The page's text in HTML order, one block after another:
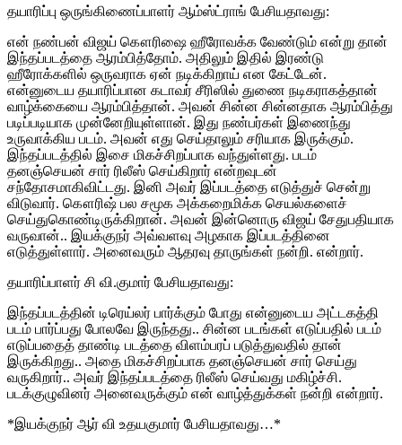
தயாரிப்பு ஒருங்கிணைப்பாளர் ஆம்ஸ்ட்ராங் பேசியதாவது:
என் நண்பன் விஜய் கௌரிஷை ஹீரோவக்க வேண்டும் என்று தான்
இந்தப்படத்தை ஆரம்பித்தோம். அதிலும் இதில் இரண்டு
ஹீரோக்களில் ஒருவராக ஏன் நடிக்கிறாய் என கேட்டேன்.
என்னுடைய தயாரிப்பான கடாவர் சீரிஸில் துணை நடிகராகத்தான்
வாழ்க்கையை ஆரம்பித்தான். அவன் சின்ன சின்னதாக ஆரம்பித்து
படிப்படியாக முன்னேறியுள்ளான். இது நண்பர்கள் இணைந்து
உருவாக்கிய படம். அவன் எது செய்தாலும் சரியாக இருக்கும்.
இந்தப்படத்தில் இசை மிகச்சிறப்பாக வந்துள்ளது. படம்
தனஞ்செயன் சார் ரிலீஸ் செய்கிறார் என்றவுடன்
சந்தோசமாகிவிட்டது. இனி அவர் இப்படத்தை எடுத்துச் சென்று
விடுவார். கௌரிஷ் பல சமூக அக்கறைமிக்க செயல்களைச்
செய்துகொண்டிருக்கிறான். அவன் இன்னொரு விஜய் சேதுபதியாக
வருவான்.. இயக்குநர் அவ்வளவு அழகாக இப்படத்தினை
எடுத்துள்ளார். அனைவரும் ஆதரவு தாருங்கள் நன்றி. என்றார்.
தயாரிப்பாளர் சி வி.குமார் பேசியதாவது:
இந்தப்படத்தின் டிரெய்லர் பார்க்கும் போது என்னுடைய அட்டகத்தி
படம் பார்ப்பது போலவே இருந்தது.. சின்ன படங்கள் எடுப்பதில் படம்
எடுப்பதைத் தாண்டி படத்தை விளம்பரப் படுத்துவதில் தான்
இருக்கிறது.. அதை மிகச்சிறப்பாக தனஞ்செயன் சார் செய்து
வருகிறார்.. அவர் இந்தப்படத்தை ரிலீஸ் செய்வது மகிழ்ச்சி.
படக்குழுவினர் அனைவருக்கும் என் வாழ்த்துக்கள் நன்றி என்றார்.
*இயக்குநர் ஆர் வி உதயகுமார் பேசியதாவது…*